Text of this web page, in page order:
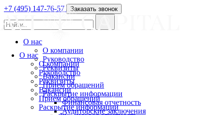
О нас
О компании
Руководство
Реквизиты
Вакансии
Прием обращений
Раскрытие информации
+7 (495) 147-76-57 Заказать звонок
О нас
О компании
Руководство
Реквизиты
Вакансии
Прием обращений
Раскрытие информации
Финансовая отчетность
Аудиторские заключения